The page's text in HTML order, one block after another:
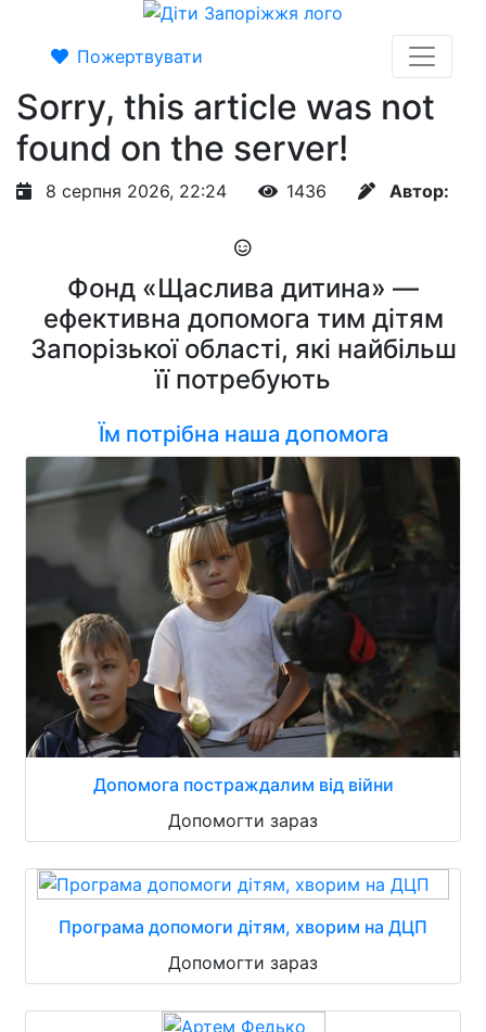
Пожертвувати
Sorry, this article was not
found on the server!
8 серпня 2026, 22:24 1436 Автор:
Фонд «Щаслива дитина» —
ефективна допомога тим дітям
Запорізької області, які найбільш
її потребують
Їм потрібна наша допомога
Допомога постраждалим від війни
Допомогти зараз
Програма допомоги дітям, хворим на ДЦП
Допомогти зараз